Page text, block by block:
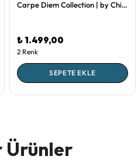
Carpe Diem Collection | by Chiara Alessi Mavi Kadife Dekoratif Yastık 45X45 Cm
₺ 1.499,00
2 Renk
SEPETE EKLE
Ürünler